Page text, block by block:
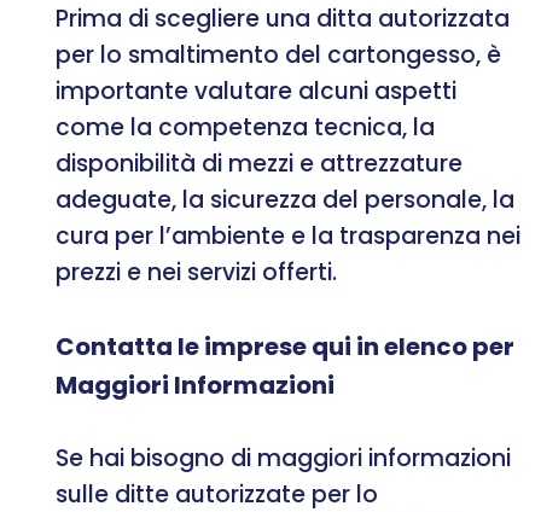
Prima di scegliere una ditta autorizzata
per lo smaltimento del cartongesso, è
importante valutare alcuni aspetti
come la competenza tecnica, la
disponibilità di mezzi e attrezzature
adeguate, la sicurezza del personale, la
cura per l’ambiente e la trasparenza nei
prezzi e nei servizi offerti.
Contatta le imprese qui in elenco per
Maggiori Informazioni
Se hai bisogno di maggiori informazioni
sulle ditte autorizzate per lo